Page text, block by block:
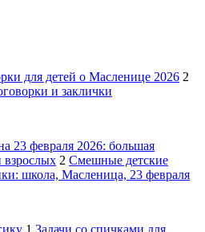
для детей о Масленице 2026 2
и заклички
23 февраля 2026: большая
взрослых 2 Смешные детские
школа, Масленица, 23 февраля